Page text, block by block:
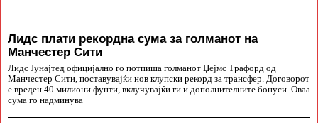
Лидс плати рекордна сума за голманот на
Манчестер Сити
Лидс Јунајтед официјално го потпиша голманот Џејмс Трафорд од
Манчестер Сити, поставувајќи нов клупски рекорд за трансфер. Договорот
е вреден 40 милиони фунти, вклучувајќи ги и дополнителните бонуси. Оваа
сума го надминува